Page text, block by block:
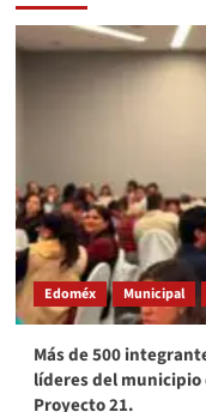
Edoméx Municipal
Más de 500
líderes del municipio
Proyecto 21.